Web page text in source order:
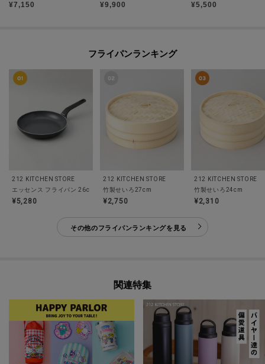
¥7,150 ¥9,900 ¥5,500
フライパンランキング
212 KITCHEN STORE
エッセンス フライパン 26cm ＜GreenPan グリーンパン＞
¥5,280
212 KITCHEN STORE
竹製せいろ27cm
¥2,750
212 KITCHEN STORE
竹製せいろ24cm
¥2,310
その他のフライパンランキングを見る
関連特集